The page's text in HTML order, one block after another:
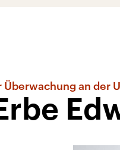
Überwachung an der